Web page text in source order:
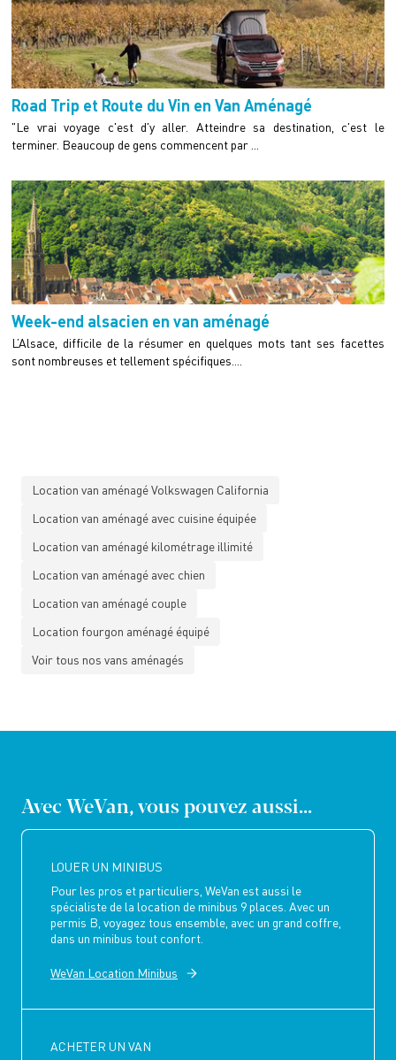
Road Trip et Route du Vin en Van Aménagé
"Le vrai voyage c'est d'y aller. Atteindre sa destination, c'est le
terminer. Beaucoup de gens commencent par ...
Week-end alsacien en van aménagé
L’Alsace, difficile de la résumer en quelques mots tant ses facettes
sont nombreuses et tellement spécifiques....
Location van aménagé Volkswagen California
Location van aménagé avec cuisine équipée
Location van aménagé kilométrage illimité
Location van aménagé avec chien
Location van aménagé couple
Location fourgon aménagé équipé
Voir tous nos vans aménagés
Avec WeVan, vous pouvez aussi...
LOUER UN MINIBUS
Pour les pros et particuliers, WeVan est aussi le
spécialiste de la location de minibus 9 places. Avec un
permis B, voyagez tous ensemble, avec un grand coffre,
dans un minibus tout confort.
WeVan Location Minibus
ACHETER UN VAN